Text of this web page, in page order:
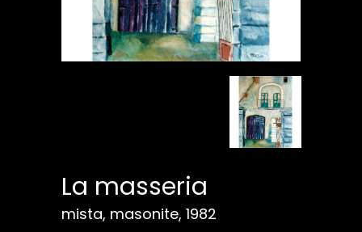
La masseria
mista, masonite, 1982